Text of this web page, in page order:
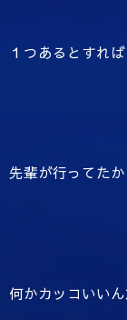
１つあるとすれば
先輩が行ってた
何かカッコいい